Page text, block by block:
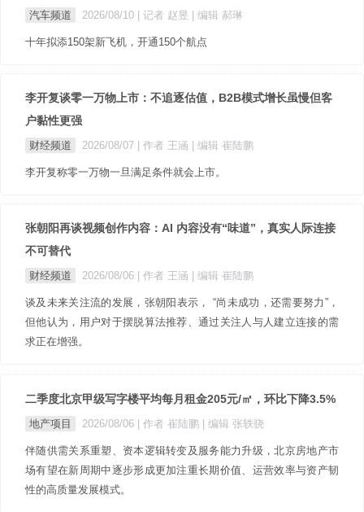
汽车频道 2026/08/10 | 记者 赵昱 | 编辑 郝琳
十年拟添150架新飞机，开通150个航点
李开复谈零一万物上市：不追逐估值，B2B模式增长虽慢但客
户黏性更强
财经频道 2026/08/07 | 作者 王涵 | 编辑 崔陆鹏
李开复称零一万物一旦满足条件就会上市。
张朝阳再谈视频创作内容：AI 内容没有“味道”，真实人际连接
不可替代
财经频道 2026/08/06 | 作者 王涵 | 编辑 崔陆鹏
谈及未来关注流的发展，张朝阳表示， “尚未成功，还需要努力”，
但他认为，用户对于摆脱算法推荐、通过关注人与人建立连接的需
求正在增强。
二季度北京甲级写字楼平均每月租金205元/㎡，环比下降3.5%
地产项目 2026/08/06 | 作者 崔陆鹏 | 编辑 张轶骁
伴随供需关系重塑、资本逻辑转变及服务能力升级，北京房地产市
场有望在新周期中逐步形成更加注重长期价值、运营效率与资产韧
性的高质量发展模式。